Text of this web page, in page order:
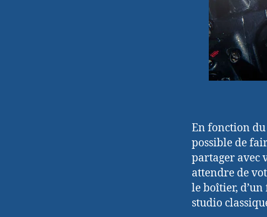
En fonction du
possible de
partager avec
attendre de
le boîtier,
studio